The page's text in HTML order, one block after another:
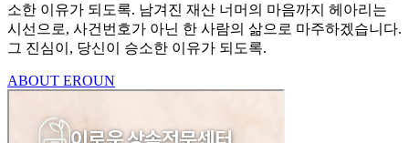
소한 이유가 되도록. 남겨진 재산 너머의 마음까지 헤아리는
시선으로, 사건번호가 아닌 한 사람의 삶으로 마주하겠습니다.
그 진심이, 당신이 승소한 이유가 되도록.
ABOUT EROUN